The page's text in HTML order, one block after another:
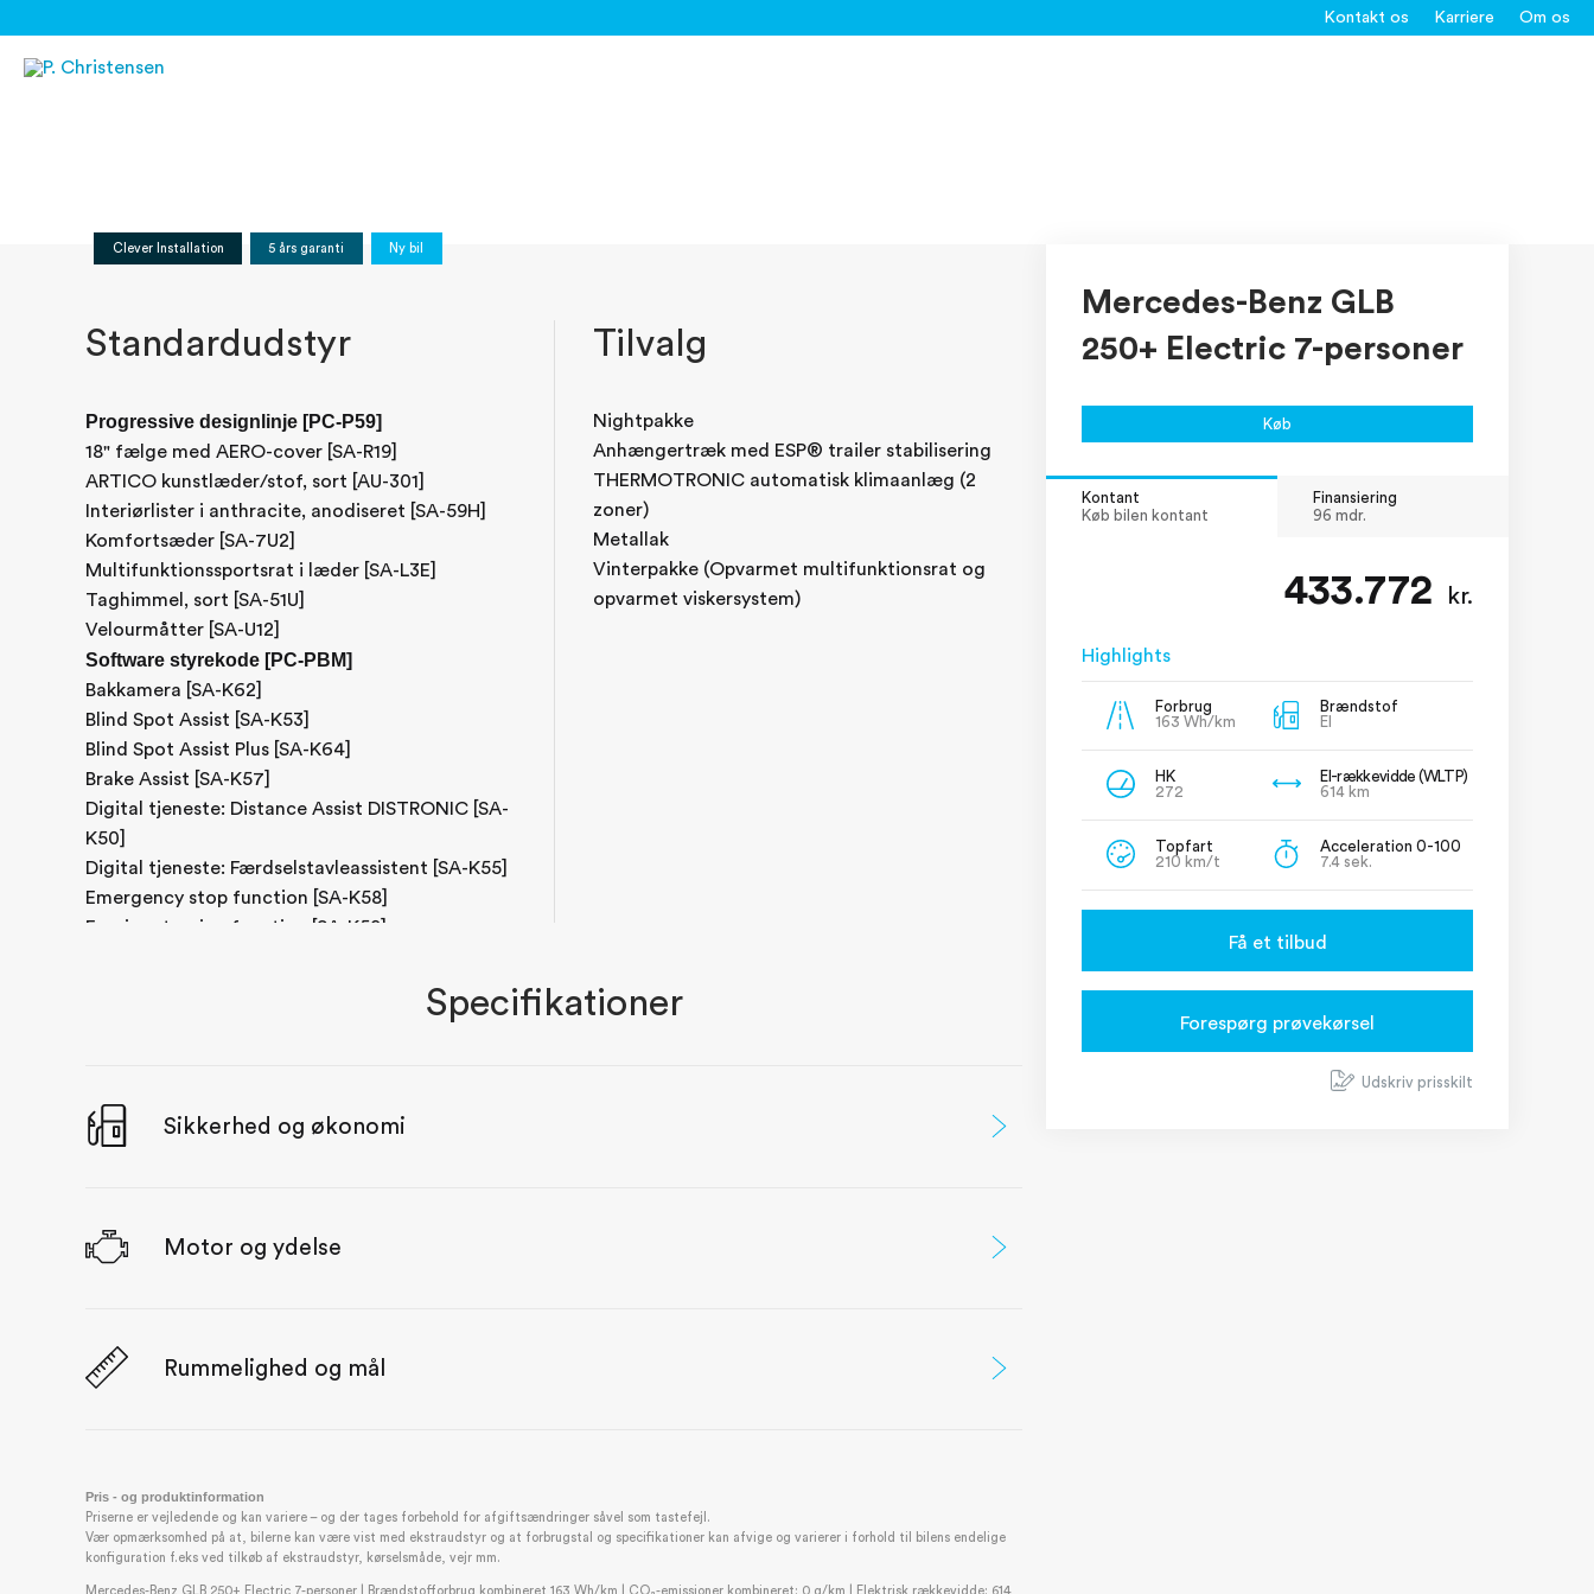
indholdet
Kontakt os Karriere Om os
Clever Installation 5 års garanti Ny bil
Mercedes-Benz GLB
250+ Electric 7-personer
Køb
Kontant
Køb bilen kontant
Finansiering
96 mdr.
433.772 kr.
Highlights
Forbrug
163 Wh/km
Brændstof
El
HK
272
El-rækkevidde (WLTP)
614 km
Topfart
210 km/t
Acceleration 0-100
7.4 sek.
Få et tilbud
Forespørg prøvekørsel
Udskriv prisskilt
Standardudstyr
Progressive designlinje [PC-P59]
18" fælge med AERO-cover [SA-R19]
ARTICO kunstlæder/stof, sort [AU-301]
Interiørlister i anthracite, anodiseret [SA-59H]
Komfortsæder [SA-7U2]
Multifunktionssportsrat i læder [SA-L3E]
Taghimmel, sort [SA-51U]
Velourmåtter [SA-U12]
Software styrekode [PC-PBM]
Bakkamera [SA-K62]
Blind Spot Assist [SA-K53]
Blind Spot Assist Plus [SA-K64]
Brake Assist [SA-K57]
Digital tjeneste: Distance Assist DISTRONIC [SA-
K50]
Digital tjeneste: Færdselstavleassistent [SA-K55]
Emergency stop function [SA-K58]
Evasive steering function [SA-K59]
10,25" digitalt instrumentdisplay [SA-458]
14" mediadisplay [SA-868]
Ansigtsgenkendelse [SA-46U]
El-opvarmede sæder, foran [SA-873]
Kamera [SA-219]
Spejlpakke [PC-P49]
THERMATIC klimaanlæg [SA-580]
Eksteriør
Tilvalg
Nightpakke
Anhængertræk med ESP® trailer stabilisering
THERMOTRONIC automatisk klimaanlæg (2
zoner)
Metallak
Vinterpakke (Opvarmet multifunktionsrat og
opvarmet viskersystem)
Specifikationer
Sikkerhed og økonomi
Motor og ydelse
Rummelighed og mål
Pris - og produktinformation
Priserne er vejledende og kan variere – og der tages forbehold for afgiftsændringer såvel som tastefejl.
Vær opmærksomhed på at, bilerne kan være vist med ekstraudstyr og at forbrugstal og specifikationer kan afvige og varierer i forhold til bilens endelige
konfiguration f.eks ved tilkøb af ekstraudstyr, kørselsmåde, vejr mm.
Mercedes-Benz GLB 250+ Electric 7-personer | Brændstofforbrug kombineret 163 Wh/km | CO₂-emissioner kombineret: 0 g/km | Elektrisk rækkevidde: 614